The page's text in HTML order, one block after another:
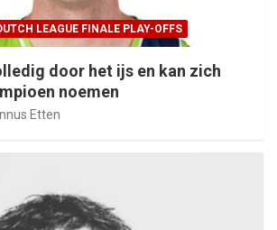
LEAGUE FINALE PLAY-OFFS
door het ijs en kan zich
noemen
Etten